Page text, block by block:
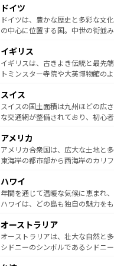
せる。地方によって風土や気候が
性で訪れる人
ンテンツ一覧を参照してほしい。
で、幅広い魅力が詰まっている。
聖堂、美しいビーチ、そして豊か
から魅了する。また、フランスは
いる。シャンパンの発祥地である
香り高いラベンダー畑など、多彩
らに、パリ以外の地域にも魅力が
れる地方に足を運ぶとそれぞれで
きるだろう。 なお、新着のフ
を参照してほしい。
ドイツ
ドイツは、豊かな歴史と多彩な文
の中心に位置する国。中世の街並
顔を持つこの国は、どこを歩いて
ルリンの文化的活気、バイエルン
してライン川沿いのワイン畑とい
は、お酒好きな人にはぜひ体験してほしい。
ドイツ情報はコンテンツ一覧を参
イギリス
イギリスは、古きよき伝統と最先
トミンスター寺院や大英博物館の
リアごとに異なる魅力がある。ま
ティー、ビール好きにはたまらな
戦など、本場だからこそできる体
ンツ一覧を参照してほしい。
スイス
スイスの国土面積は九州ほどの広
な交通網が整備されており、初心
の建物がそのまま残る町や、スイ
博物館もあり、アルプス観光だけ
ことができる。国民の所得が高い
ば市内交通費無料で観光を楽しむこともで
着のスイス情報はコンテンツ一覧
アメリカ
アメリカ合衆国は、広大な土地と
東海岸の都市部から西海岸のカリ
のような巨大都市は、観光、ショッ
ンメントが詰まった刺激的なスポ
西部には大自然が広がり、グラン
部のニューオーリンズでは、音楽
文化が魅力。旅行者はアメリカの
しみながら、その多様性と豊かな
ハワイ
年間を通じて温暖な気候に恵まれ
ハワイは、どの島も独自の魅力を
ワイ島は見逃せない。また、定番
島だが、静かな自然を求めるなら
おすすめ。エメラルドグリーンに
オーストラリア
オーストラリアは、壮大な自然と
シドニーのシンボルであるシドニ